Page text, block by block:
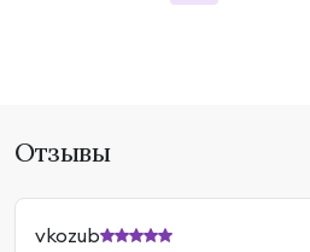
Отзывы
vkozub